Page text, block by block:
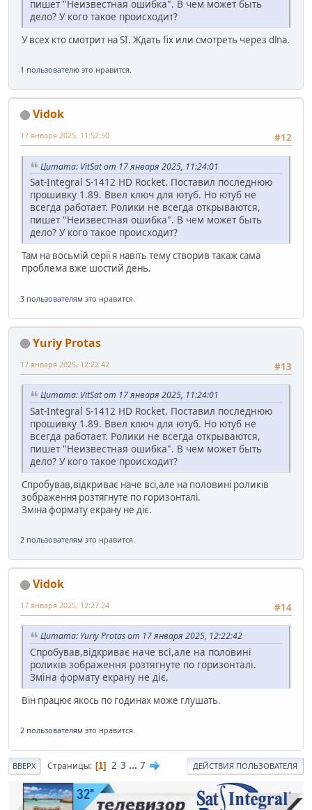
пишет "Неизвестная ошибка". В чем может быть
дело? У кого такое происходит?
У всех кто смотрит на SI. Ждать fix или смотреть через dlna.
1 пользователю это нравится.
Vidok
#12
17 января 2025, 11:52:50
Цитата: VitSat от 17 января 2025, 11:24:01
Sat-Integral S-1412 HD Rocket. Поставил последнюю
прошивку 1.89. Ввел ключ для ютуб. Но ютуб не
всегда работает. Ролики не всегда открываются,
пишет "Неизвестная ошибка". В чем может быть
дело? У кого такое происходит?
Там на восьмій серії я навіть тему створив такаж сама
проблема вже шостий день.
3 пользователям это нравится.
Yuriy Protas
#13
17 января 2025, 12:22:42
Цитата: VitSat от 17 января 2025, 11:24:01
Sat-Integral S-1412 HD Rocket. Поставил последнюю
прошивку 1.89. Ввел ключ для ютуб. Но ютуб не
всегда работает. Ролики не всегда открываются,
пишет "Неизвестная ошибка". В чем может быть
дело? У кого такое происходит?
Спробував,відкриває наче всі,але на половині роликів
зображення розтягнуте по горизонталі.
Зміна формату екрану не діє.
2 пользователям это нравится.
Vidok
#14
17 января 2025, 12:27:24
Цитата: Yuriy Protas от 17 января 2025, 12:22:42
Спробував,відкриває наче всі,але на половині
роликів зображення розтягнуте по горизонталі.
Зміна формату екрану не діє.
Він працює якось по годинах може глушать.
2 пользователям это нравится.
ВВЕРХ Страницы 1 2 3 ... 7 ДЕЙСТВИЯ ПОЛЬЗОВАТЕЛЯ